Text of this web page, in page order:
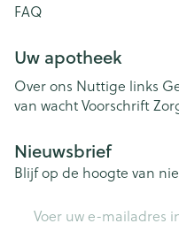
FAQ
Uw apotheek
Over ons Nuttige links
van wachtVoorschrift
Nieuwsbrief
Blijf op de hoogte van